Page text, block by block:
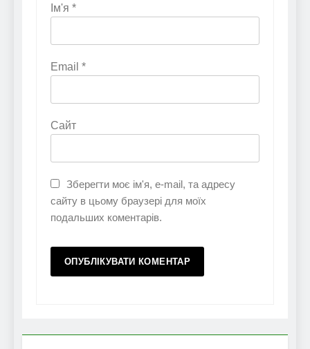
Ім'я *
Email *
Сайт
Зберегти моє ім'я, e-mail, та адресу
сайту в цьому браузері для моїх
подальших коментарів.